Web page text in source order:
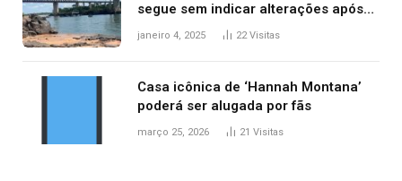
segue sem indicar alterações após
desabamento da ponte entre MA e
janeiro 4, 2025 22Visitas
Casa icônica de ‘Hannah Montana’
poderá ser alugada por fãs
março 25, 2026 21 Visitas